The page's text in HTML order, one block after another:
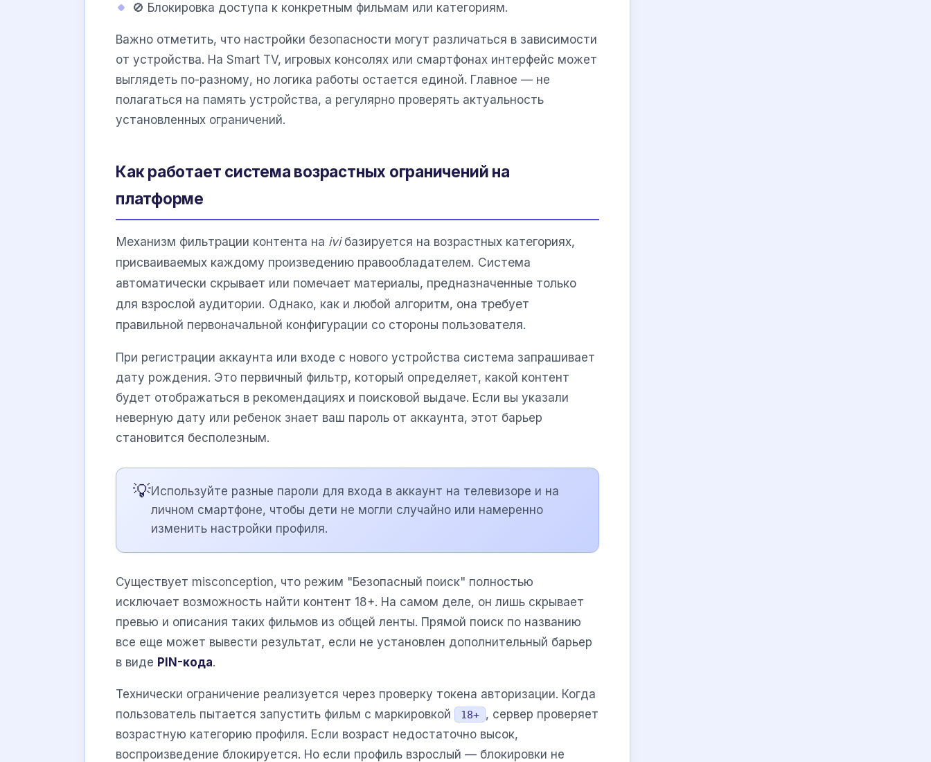
🚫 Блокировка доступа к конкретным фильмам или категориям.
Важно отметить, что настройки безопасности могут различаться в зависимости
от устройства. На Smart TV, игровых консолях или смартфонах интерфейс может
выглядеть по-разному, но логика работы остается единой. Главное — не
полагаться на память устройства, а регулярно проверять актуальность
установленных ограничений.
Как работает система возрастных ограничений на
платформе
Механизм фильтрации контента на iviбазируется на возрастных категориях,
присваиваемых каждому произведению правообладателем. Система
автоматически скрывает или помечает материалы, предназначенные только
для взрослой аудитории. Однако, как и любой алгоритм, она требует
правильной первоначальной конфигурации со стороны пользователя.
При регистрации аккаунта или входе с нового устройства система запрашивает
дату рождения. Это первичный фильтр, который определяет, какой контент
будет отображаться в рекомендациях и поисковой выдаче. Если вы указали
неверную дату или ребенок знает ваш пароль от аккаунта, этот барьер
становится бесполезным.
💡Используйте разные пароли для входа в аккаунт на телевизоре и на
личном смартфоне, чтобы дети не могли случайно или намеренно
изменить настройки профиля.
Существует misconception, что режим "Безопасный поиск" полностью
исключает возможность найти контент 18+. На самом деле, он лишь скрывает
превью и описания таких фильмов из общей ленты. Прямой поиск по названию
все еще может вывести результат, если не установлен дополнительный барьер
в виде PIN-кода.
Технически ограничение реализуется через проверку токена авторизации. Когда
пользователь пытается запустить фильм с маркировкой
18+ , сервер проверяет
возрастную категорию профиля. Если возраст недостаточно высок,
воспроизведение блокируется. Но если профиль взрослый — блокировки не